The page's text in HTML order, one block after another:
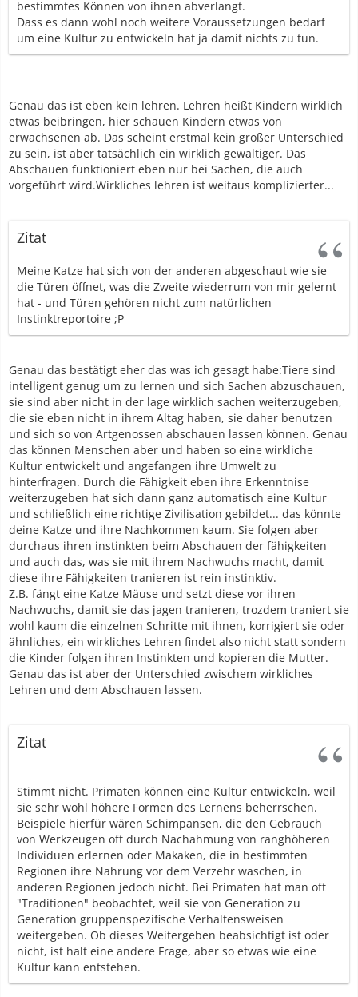
bestimmtes Können von ihnen abverlangt.
Dass es dann wohl noch weitere Voraussetzungen bedarf
um eine Kultur zu entwickeln hat ja damit nichts zu tun.
Genau das ist eben kein lehren. Lehren heißt Kindern wirklich
etwas beibringen, hier schauen Kindern etwas von
erwachsenen ab. Das scheint erstmal kein großer Unterschied
zu sein, ist aber tatsächlich ein wirklich gewaltiger. Das
Abschauen funktioniert eben nur bei Sachen, die auch
vorgeführt wird.Wirkliches lehren ist weitaus komplizierter...
Zitat
Meine Katze hat sich von der anderen abgeschaut wie sie
die Türen öffnet, was die Zweite wiederrum von mir gelernt
hat - und Türen gehören nicht zum natürlichen
Instinktreportoire ;P
Genau das bestätigt eher das was ich gesagt habe:Tiere sind
intelligent genug um zu lernen und sich Sachen abzuschauen,
sie sind aber nicht in der lage wirklich sachen weiterzugeben,
die sie eben nicht in ihrem Altag haben, sie daher benutzen
und sich so von Artgenossen abschauen lassen können. Genau
das können Menschen aber und haben so eine wirkliche
Kultur entwickelt und angefangen ihre Umwelt zu
hinterfragen. Durch die Fähigkeit eben ihre Erkenntnise
weiterzugeben hat sich dann ganz automatisch eine Kultur
und schließlich eine richtige Zivilisation gebildet... das könnte
deine Katze und ihre Nachkommen kaum. Sie folgen aber
durchaus ihren instinkten beim Abschauen der fähigkeiten
und auch das, was sie mit ihrem Nachwuchs macht, damit
diese ihre Fähigkeiten tranieren ist rein instinktiv.
Z.B. fängt eine Katze Mäuse und setzt diese vor ihren
Nachwuchs, damit sie das jagen tranieren, trozdem traniert sie
wohl kaum die einzelnen Schritte mit ihnen, korrigiert sie oder
ähnliches, ein wirkliches Lehren findet also nicht statt sondern
die Kinder folgen ihren Instinkten und kopieren die Mutter.
Genau das ist aber der Unterschied zwischem wirkliches
Lehren und dem Abschauen lassen.
Zitat
Stimmt nicht. Primaten können eine Kultur entwickeln, weil
sie sehr wohl höhere Formen des Lernens beherrschen.
Beispiele hierfür wären Schimpansen, die den Gebrauch
von Werkzeugen oft durch Nachahmung von ranghöheren
Individuen erlernen oder Makaken, die in bestimmten
Regionen ihre Nahrung vor dem Verzehr waschen, in
anderen Regionen jedoch nicht. Bei Primaten hat man oft
"Traditionen" beobachtet, weil sie von Generation zu
Generation gruppenspezifische Verhaltensweisen
weitergeben. Ob dieses Weitergeben beabsichtigt ist oder
nicht, ist halt eine andere Frage, aber so etwas wie eine
Kultur kann entstehen.